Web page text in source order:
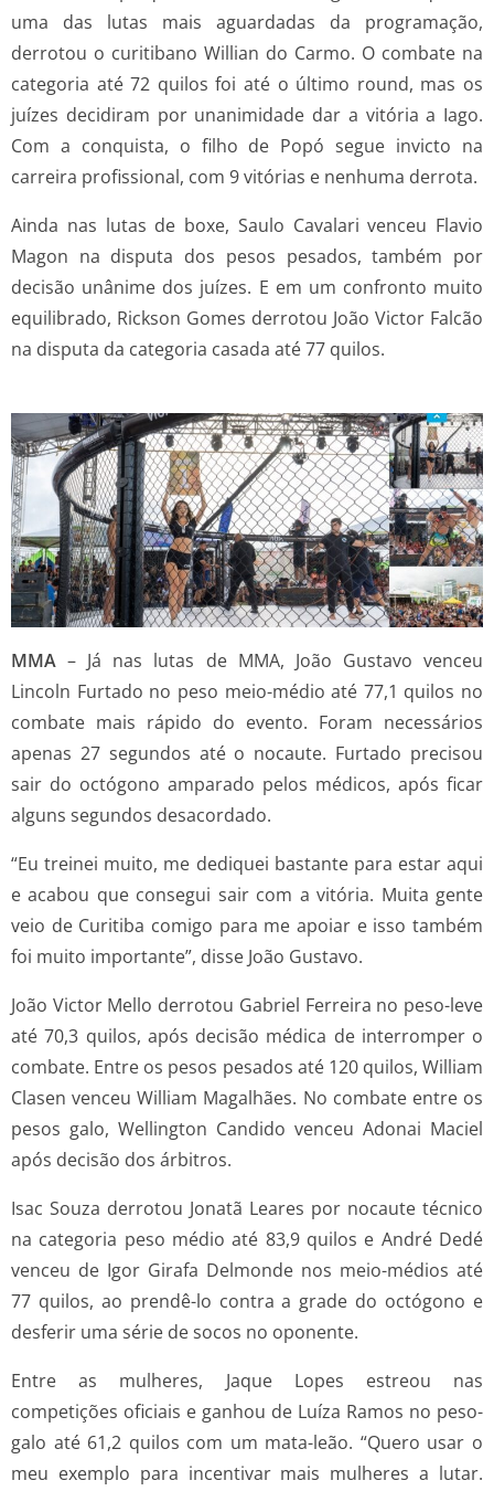
uma das lutas mais aguardadas da programação,
derrotou o curitibano Willian do Carmo. O combate na
categoria até 72 quilos foi até o último round, mas os
juízes decidiram por unanimidade dar a vitória a Iago.
Com a conquista, o filho de Popó segue invicto na
carreira profissional, com 9 vitórias e nenhuma derrota.
Ainda nas lutas de boxe, Saulo Cavalari venceu Flavio
Magon na disputa dos pesos pesados, também por
decisão unânime dos juízes. E em um confronto muito
equilibrado, Rickson Gomes derrotou João Victor Falcão
na disputa da categoria casada até 77 quilos.
MMA – Já nas lutas de MMA, João Gustavo venceu
Lincoln Furtado no peso meio-médio até 77,1 quilos no
combate mais rápido do evento. Foram necessários
apenas 27 segundos até o nocaute. Furtado precisou
sair do octógono amparado pelos médicos, após ficar
alguns segundos desacordado.
“Eu treinei muito, me dediquei bastante para estar aqui
e acabou que consegui sair com a vitória. Muita gente
veio de Curitiba comigo para me apoiar e isso também
foi muito importante”, disse João Gustavo.
João Victor Mello derrotou Gabriel Ferreira no peso-leve
até 70,3 quilos, após decisão médica de interromper o
combate. Entre os pesos pesados até 120 quilos, William
Clasen venceu William Magalhães. No combate entre os
pesos galo, Wellington Candido venceu Adonai Maciel
após decisão dos árbitros.
Isac Souza derrotou Jonatã Leares por nocaute técnico
na categoria peso médio até 83,9 quilos e André Dedé
venceu de Igor Girafa Delmonde nos meio-médios até
77 quilos, ao prendê-lo contra a grade do octógono e
desferir uma série de socos no oponente.
Entre as mulheres, Jaque Lopes estreou nas
competições oficiais e ganhou de Luíza Ramos no peso-
galo até 61,2 quilos com um mata-leão. “Quero usar o
meu exemplo para incentivar mais mulheres a lutar.